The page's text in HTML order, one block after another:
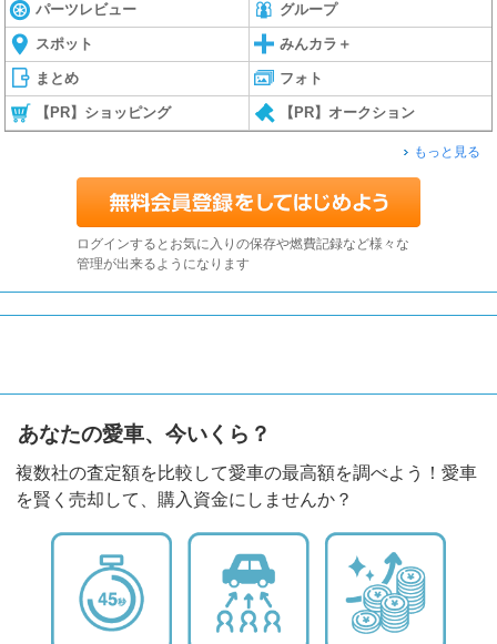
パーツレビュー グループ
スポット みんカラ＋
まとめ フォト
【PR】ショッピング 【PR】オークション
もっと見る
ログインするとお気に入りの保存や燃費記録など様々な
管理が出来るようになります
あなたの愛車、今いくら？
複数社の査定額を比較して愛車の最高額を調べよう！愛車
を賢く売却して、購入資金にしませんか？